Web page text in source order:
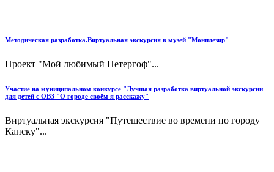
Методическая разработка.Виртуальная экскурсия в музей "Монплезир"
Проект "Мой любимый Петергоф"...
Участие на муниципальном конкурсе "Лучшая разработка виртуальной экскурсии
для детей с ОВЗ "О городе своём я расскажу"
Виртуальная экскурсия "Путешествие во времени по городу
Канску"...